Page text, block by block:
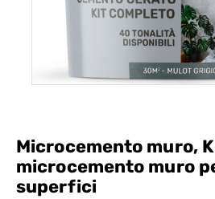
Microcemento muro,
microcemento muro
superfici